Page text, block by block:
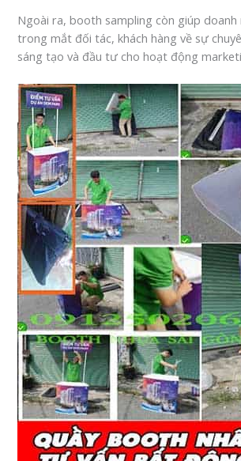
Ngoài ra, booth sampling còn giúp doanh
trong mắt đối tác, khách hàng về sự
sáng tạo và đầu tư cho hoạt động